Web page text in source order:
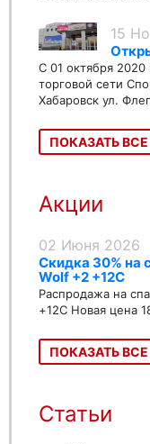
15
С 01 октября 2020
торговой сети
Хабаровск ул.
ПОКАЗАТЬ ВСЕ
Акции
02 Июня 2026
Скидка 30% на
Wolf +2 +12C
Распродажа на
+12C Новая цена
ПОКАЗАТЬ ВСЕ
Статьи